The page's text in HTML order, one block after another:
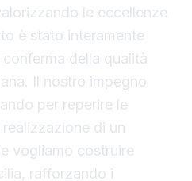
le eccellenze
è stato interamente
della qualità
Il nostro impegno
per reperire le
di un
vogliamo costruire
rafforzando i